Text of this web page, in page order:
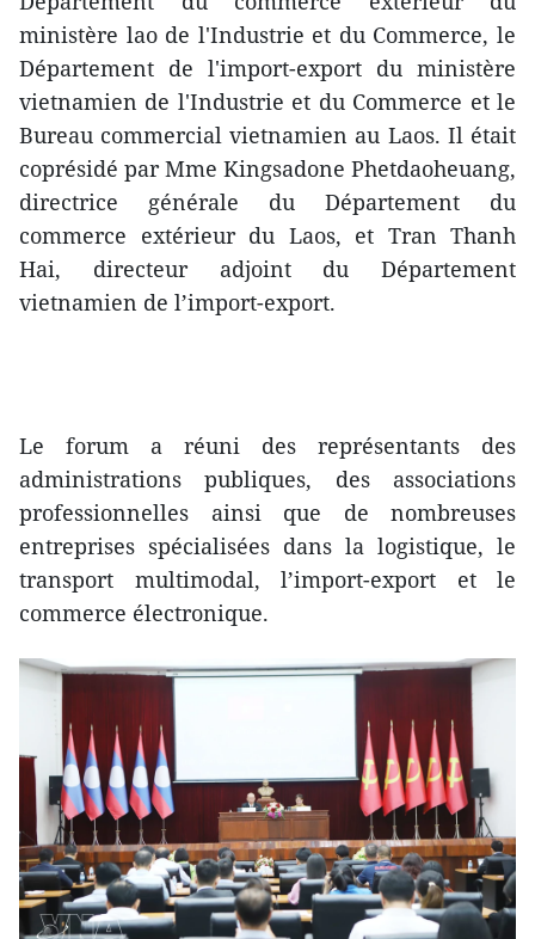
ministère lao de l'Industrie et du Commerce, le
Département de l'import-export du ministère
vietnamien de l'Industrie et du Commerce et le
Bureau commercial vietnamien au Laos. Il était
coprésidé par Mme Kingsadone Phetdaoheuang,
directrice générale du Département du
commerce extérieur du Laos, et Tran Thanh
Hai, directeur adjoint du Département
vietnamien de l’import-export.
Le forum a réuni des représentants des
administrations publiques, des associations
professionnelles ainsi que de nombreuses
entreprises spécialisées dans la logistique, le
transport multimodal, l’import-export et le
commerce électronique.